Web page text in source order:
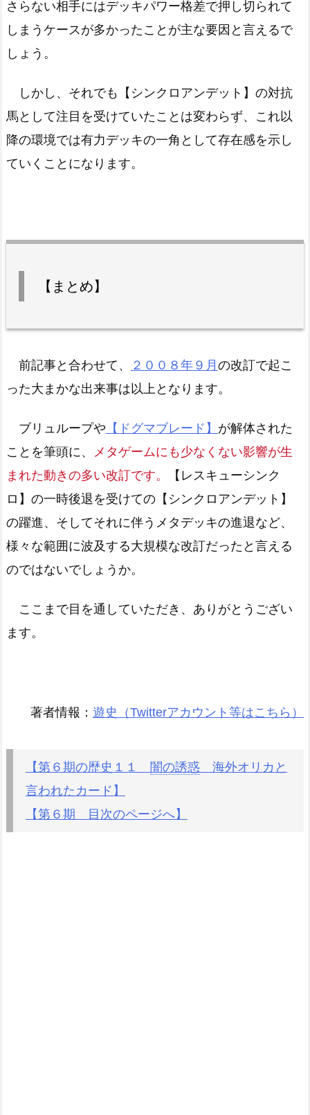
さらない相手にはデッキパワー格差で押し切られて
しまうケースが多かったことが主な要因と言えるで
しょう。
しかし、それでも【シンクロアンデット】の対抗
馬として注目を受けていたことは変わらず、これ以
降の環境では有力デッキの一角として存在感を示し
ていくことになります。
【まとめ】
前記事と合わせて、 ２００８年９月 の改訂で起こ
った大まかな出来事は以上となります。
ブリュループや 【ドグマブレード】 が解体された
ことを筆頭に、 メタゲームにも少なくない影響が生
まれた動きの多い改訂です。
【レスキューシンク
ロ】の一時後退を受けての【シンクロアンデット】
の躍進、そしてそれに伴うメタデッキの進退など、
様々な範囲に波及する大規模な改訂だったと言える
のではないでしょうか。
ここまで目を通していただき、ありがとうござい
ます。
著者情報： 遊史（Twitterアカウント等はこちら）
【第６期の歴史１１ 闇の誘惑 海外オリカと
言われたカード】
【第６期 目次のページへ】